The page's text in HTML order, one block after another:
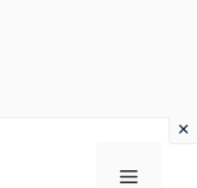
Menu